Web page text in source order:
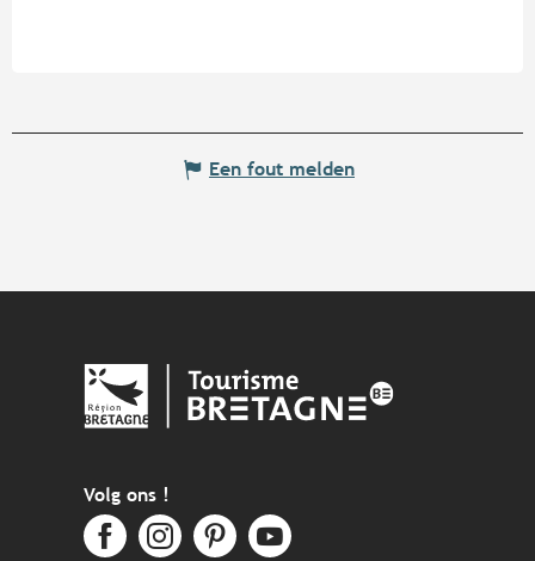
Een fout melden
Volg ons !